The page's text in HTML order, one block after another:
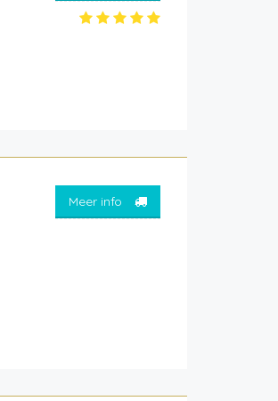
Meer info